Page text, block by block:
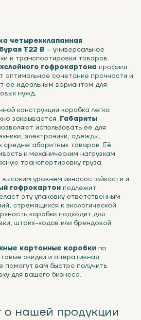
четырехклапанная
Т22 В – универсальное
и транспортировки товаров.
гофрокартона профиля
оптимальное сочетание прочности и
её идеальным вариантом для
нужд.
конструкции коробка легко
закрывается. Габариты
использовать её для
электроники, одежды,
среднегабаритных товаров. Её
к механическим нагрузкам
транспортировку груза.
уровнем износостойкости и
гофрокартон подлежит
эту упаковку ответственным
стремящихся к экологической
коробки подходит для
штрих-кодов или брендовой
картонные коробки по
скидки и оперативная
помогут вам быстро получить
для вашего бизнеса.
о нашей продукции